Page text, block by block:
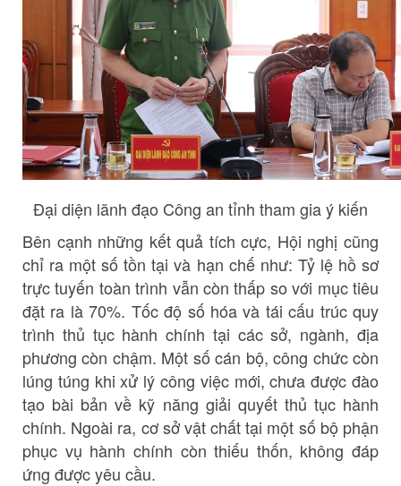
Đại diện lãnh đạo Công an tỉnh tham gia ý kiến
Bên cạnh những kết quả tích cực, Hội nghị cũng
chỉ ra một số tồn tại và hạn chế như: Tỷ lệ hồ sơ
trực tuyến toàn trình vẫn còn thấp so với mục tiêu
đặt ra là 70%. Tốc độ số hóa và tái cấu trúc quy
trình thủ tục hành chính tại các sở, ngành, địa
phương còn chậm. Một số cán bộ, công chức còn
lúng túng khi xử lý công việc mới, chưa được đào
tạo bài bản về kỹ năng giải quyết thủ tục hành
chính. Ngoài ra, cơ sở vật chất tại một số bộ phận
phục vụ hành chính còn thiếu thốn, không đáp
ứng được yêu cầu.